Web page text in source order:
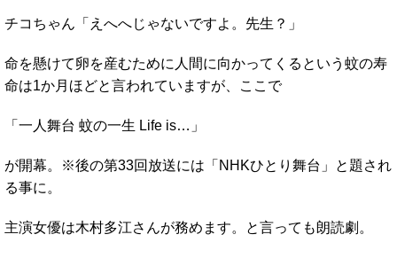
チコちゃん「えへへじゃないですよ。先生？」
命を懸けて卵を産むために人間に向かってくるという蚊の寿
命は1か月ほどと言われていますが、ここで
「一人舞台 蚊の一生 Life is…」
が開幕。※後の第33回放送には「NHKひとり舞台」と題され
る事に。
主演女優は木村多江さんが務めます。と言っても朗読劇。